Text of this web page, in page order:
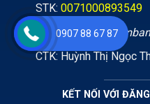
STK: 0071000893549
Ngân hàng:
CTK: Huỳnh Thị Ngọc
KẾT NỐI VỚI
0907 88 67 87